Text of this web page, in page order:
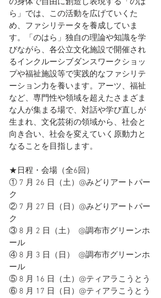
ら」では、この活動を広げていくた
め、ファシリテータを養成していま
す。「のはら」独自の理論や知識を学
びながら、各公立文化施設で開催され
るインクルーシブダンスワークショッ
プや福祉施設等で実践的なファシリテ
ーション力を養います。アーツ、福祉
など、専門性や領域を超えたさまざま
な人が集まる場で、対話や学び直しが
生まれ、文化芸術の領域から、社会と
向き合い、社会を変えていく原動力と
なることを目指します。
★日程・会場（全6回）
① 7 月 26 日（土）@みどりアートパー
ク
② 7 月 27 日（日）@みどりアートパー
ク
③ 8 月 2 日（土）  @調布市グリーンホ
ール
④ 8 月 3 日（日）  @調布市グリーンホ
ール
⑤ 8 月 16 日（土）@ティアラこうとう
⑥ 8 月 17 日（日）@ティアラこうとう